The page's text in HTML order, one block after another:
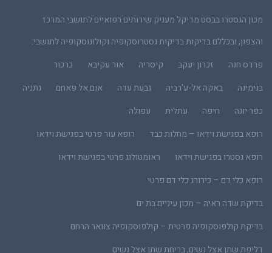
מכון הגסטרו בבסט מדיקל מעניק שירותים רפואיים לתושבי המרכז
והצפון, ובכללם בדיקות בדיקות גסטרוסקופיה וקולונוסקופיה לתושבי:
פרדס חנה
זכרון יעקב קיסריה אור עקיבא
כרכור
בנימינה
באקה אל-ע'רביה גבעת עדה אום אל פאחם
נתניה
כפר יונה
חיפה עתלית
עפולה
רופא בפגישת וידאו – מחלות כבד
רופא עור פרטי בפגישת וידאו
רופא גסטרו בפגישת וידאו
ראומטולוג פרטי בפגישת וידאו
רופא כלי דם – כירורג כלי דם פרטי
בדיקת שדה ראיה – מכון עיניים בת ים
בדיקת קולפוסקופיה פרטית – קולפוסקופיה צוואר הרחם
דליפת שתן אצל נשים, בריחת שתן אצל נשים